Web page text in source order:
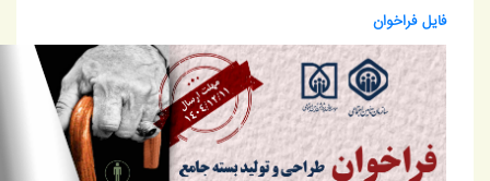
فایل فراخوان